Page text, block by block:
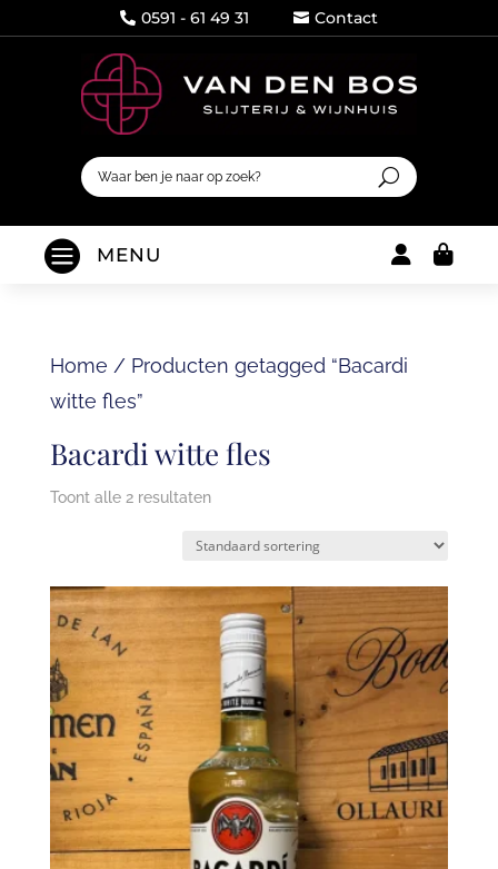
 0591 - 61 49 31  Contact
 MENU 
Home / Producten getagged “Bacardi
witte fles”
Bacardi witte fles
Toont alle 2 resultaten